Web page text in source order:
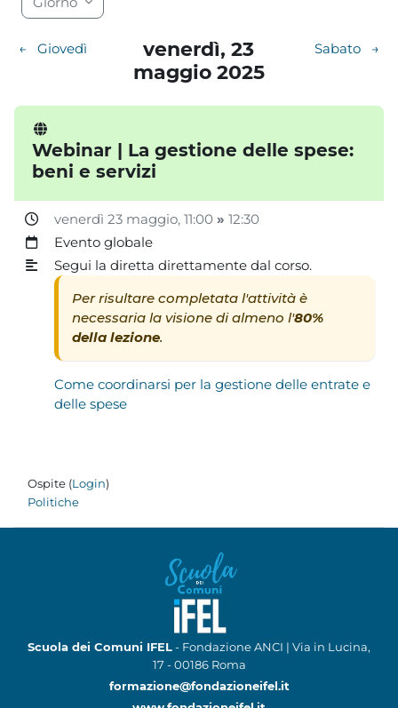
← Giovedì
venerdì, 23
maggio 2025
Sabato →
Webinar | La gestione delle spese:
beni e servizi
venerdì 23 maggio, 11:00» 12:30
Evento globale
Segui la diretta direttamente dal corso.
Per risultare completata l'attività è
necessaria la visione di almeno l'80%
della lezione.
Come coordinarsi per la gestione delle entrate e
delle spese
Ospite (Login)
Politiche
Scuola dei Comuni IFEL- Fondazione ANCI | Via in Lucina,
17 - 00186 Roma
formazione@fondazioneifel.it